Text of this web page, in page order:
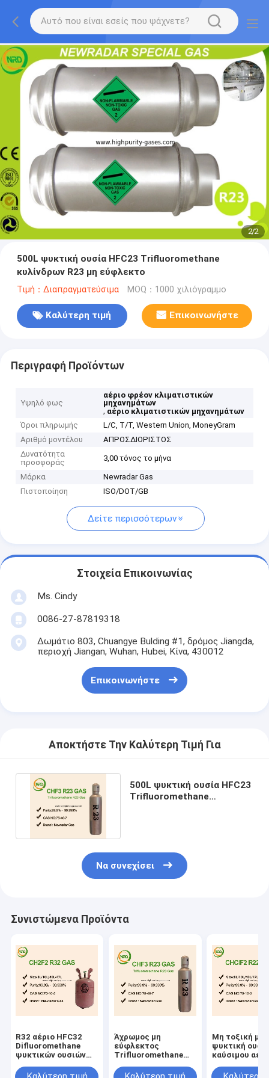
2/2
500L ψυκτική ουσία HFC23 Trifluoromethane
κυλίνδρων R23 μη εύφλεκτο
Τιμή：Διαπραγματεύσιμα MOQ：1000 χιλιόγραμμο
Καλύτερη τιμή Επικοινωνήστε
Περιγραφή Προϊόντων
Υψηλό φως
αέριο φρέον κλιματιστικών
μηχανημάτων
, αέριο κλιματιστικών μηχανημάτων
Όροι πληρωμής
L/C, T/T, Western Union, MoneyGram
Αριθμό μοντέλου
ΑΠΡΟΣΔΙΟΡΙΣΤΟΣ
Δυνατότητα
προσφοράς
3,00 τόνος το μήνα
Μάρκα
Newradar Gas
Πιστοποίηση
ISO/DOT/GB
Δείτε περισσότερων
Στοιχεία Επικοινωνίας
Ms. Cindy
0086-27-87819318
Δωμάτιο 803, Chuangye Bulding #1, δρόμος Jiangda,
περιοχή Jiangan, Wuhan, Hubei, Κίνα, 430012
Επικοινωνήστε
Αποκτήστε Την Καλύτερη Τιμή Για
500L ψυκτική ουσία HFC23
Trifluoromethane
Να συνεχίσει
Συνιστώμενα Προϊόντα
R32 αέριο HFC32
Difluoromethane
ψυκτικών ουσιών
Άχρωμος μη
εύφλεκτος
Trifluoromethane
ουσιών HFC23 R23
Μη τοξική μη
ψυκτική
καύσιμου
Turbid